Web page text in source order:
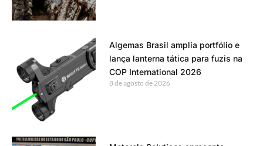
Algemas Brasil amplia portfólio e
lança lanterna tática para fuzis na
COP International 2026
8 de agosto de 2026